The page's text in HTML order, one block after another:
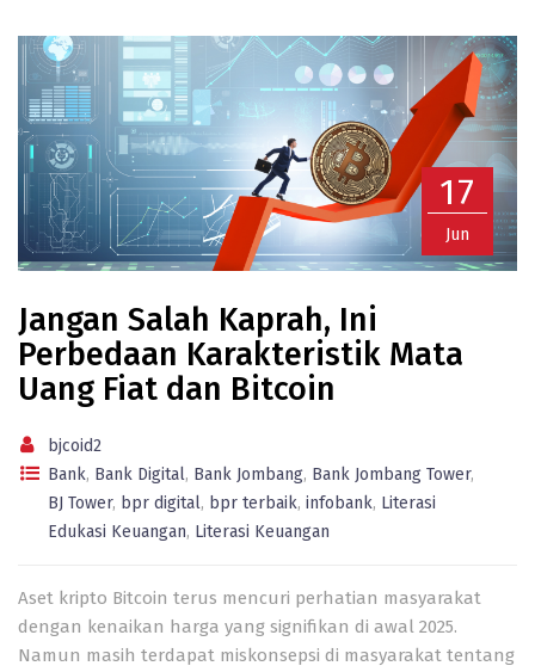
17
Jun
Jangan Salah Kaprah, Ini
Perbedaan Karakteristik Mata
Uang Fiat dan Bitcoin
bjcoid2
Bank, Bank Digital, Bank Jombang, Bank Jombang Tower,
BJ Tower, bpr digital, bpr terbaik, infobank, Literasi
Edukasi Keuangan, Literasi Keuangan
Aset kripto Bitcoin terus mencuri perhatian masyarakat
dengan kenaikan harga yang signifikan di awal 2025.
Namun masih terdapat miskonsepsi di masyarakat tentang